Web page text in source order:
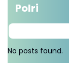
Polri
No posts found.